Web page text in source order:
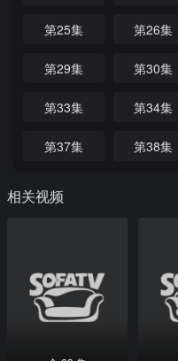
第25集 第26集
第29集 第30集
第33集 第34集
第37集 第38集
相关视频